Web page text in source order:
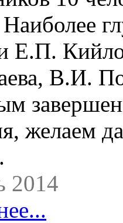
Е.П.
В.И.
желаем
2014